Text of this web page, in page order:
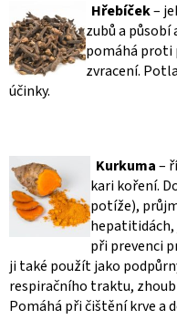
Hřebíček–
zubů a
pomáhá proti
zvracení.
účinky.
Kurkuma–
kari koření.
potíže),
při prevenci
ji také použít jako
respiračního traktu,
Pomáhá při čištění krve a